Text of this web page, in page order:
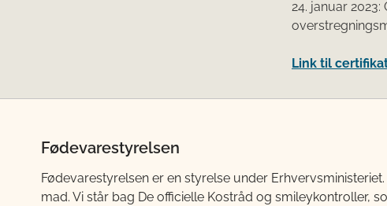
24. januar
Link til
Fødevarestyrelsen
Fødevarestyrelsen er en styrelse under
mad. Vi står bag De officielle Kostråd og smileykontroller,